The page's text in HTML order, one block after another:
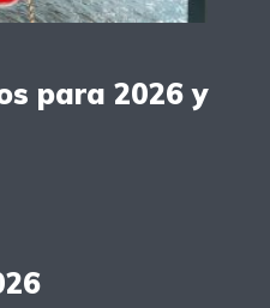
para 2026 y